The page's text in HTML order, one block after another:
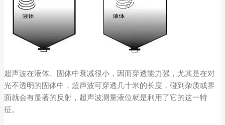
超声波在液体、固体中衰减很小，因而穿透能力强，尤其是在对
光不透明的固体中，超声波可穿透几十米的长度，碰到杂质或界
面就会有显著的反射，超声波测量液位就是利用了它的这一特
征。